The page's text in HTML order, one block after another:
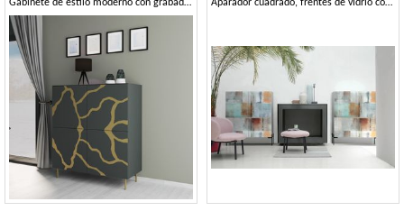
Gabinete de estilo moderno con grabados contrastantes
Aparador cuadrado, frentes de vidrio con gráficos impresos digitalmente